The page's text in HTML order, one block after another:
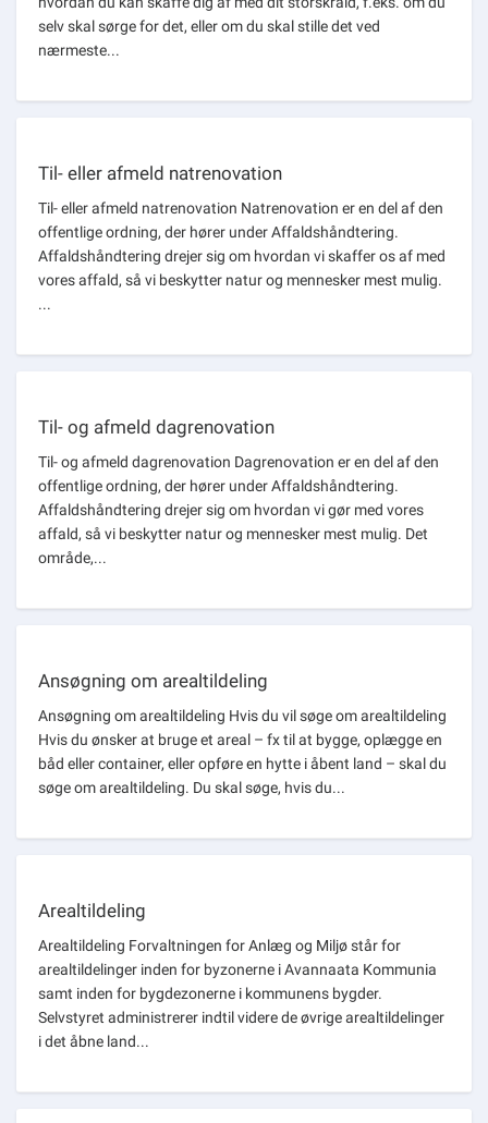
selv skal sørge for det, eller om du skal stille det ved
nærmeste...
Til- eller afmeld natrenovation
Til- eller afmeld natrenovation Natrenovation er en del af den
offentlige ordning, der hører under Affaldshåndtering.
Affaldshåndtering drejer sig om hvordan vi skaffer os af med
vores affald, så vi beskytter natur og mennesker mest mulig.
...
Til- og afmeld dagrenovation
Til- og afmeld dagrenovation Dagrenovation er en del af den
offentlige ordning, der hører under Affaldshåndtering.
Affaldshåndtering drejer sig om hvordan vi gør med vores
affald, så vi beskytter natur og mennesker mest mulig. Det
område,...
Ansøgning om arealtildeling
Ansøgning om arealtildeling Hvis du vil søge om arealtildeling
Hvis du ønsker at bruge et areal – fx til at bygge, oplægge en
båd eller container, eller opføre en hytte i åbent land – skal du
søge om arealtildeling. Du skal søge, hvis du...
Arealtildeling
Arealtildeling Forvaltningen for Anlæg og Miljø står for
arealtildelinger inden for byzonerne i Avannaata Kommunia
samt inden for bygdezonerne i kommunens bygder.
Selvstyret administrerer indtil videre de øvrige arealtildelinger
i det åbne land...